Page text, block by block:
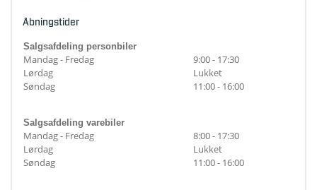
Åbningstider
Salgsafdeling personbiler
Mandag - Fredag
9:00 - 17:30
Lørdag
Lukket
Søndag
11:00 - 16:00
Salgsafdeling varebiler
Mandag - Fredag
8:00 - 17:30
Lørdag
Lukket
Søndag
11:00 - 16:00